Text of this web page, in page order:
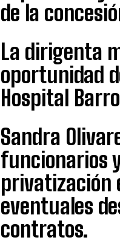
de la
La dirigenta
oportunidad
Hospital
Sandra
funcionarios
privatización
eventuales
contratos.